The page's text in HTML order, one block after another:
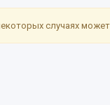
случаях